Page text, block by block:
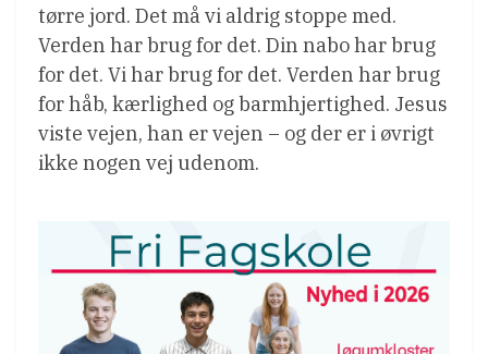
tørre jord. Det må vi aldrig stoppe med.
Verden har brug for det. Din nabo har brug
for det. Vi har brug for det. Verden har brug
for håb, kærlighed og barmhjertighed. Jesus
viste vejen, han er vejen – og der er i øvrigt
ikke nogen vej udenom.